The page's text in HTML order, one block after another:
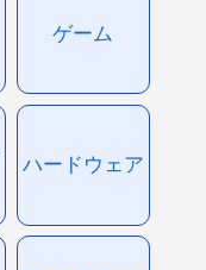
ゲーム
ハードウェア